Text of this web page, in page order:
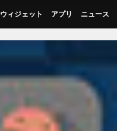
ウィジェット アプリ ニュース